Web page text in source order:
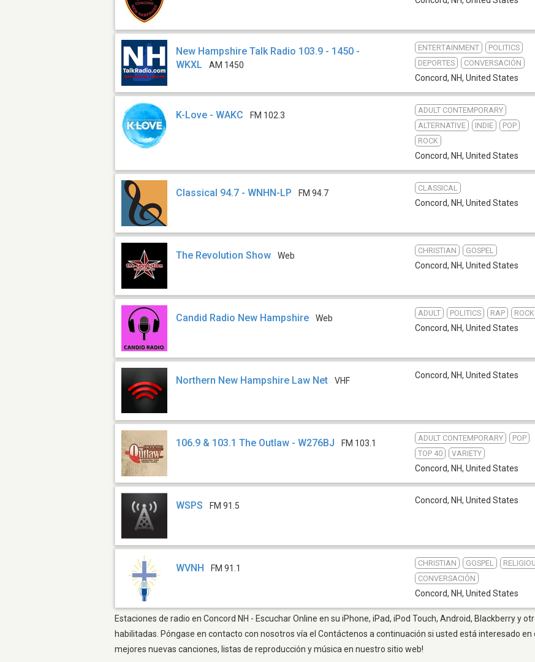
New Hampshire Talk Radio 103.9 - 1450 -
WKXL
AM 1450
ENTERTAINMENT
POLITICS
DEPORTES
CONVERSACIÓN
Concord, NH, United States
K-Love - WAKC FM 102.3
ADULT CONTEMPORARY
ALTERNATIVE
INDIE
POP
ROCK
Concord, NH, United States
Classical 94.7 - WNHN-LP FM 94.7
CLASSICAL
Concord, NH, United States
The Revolution Show Web
CHRISTIAN GOSPEL
Concord, NH, United States
Candid Radio New Hampshire Web
ADULT POLITICS RAP ROCK
Concord, NH, United States
Northern New Hampshire Law Net VHF
Concord, NH, United States
106.9 & 103.1 The Outlaw - W276BJ FM 103.1
ADULT CONTEMPORARY
POP
TOP 40
VARIETY
Concord, NH, United States
WSPS FM 91.5
Concord, NH, United States
WVNH FM 91.1
CHRISTIAN GOSPEL
CONVERSACIÓN
Concord, NH, United States
Estaciones de radio en Concord NH - Escuchar Online en su iPhone, iPad, iPod Touch, Android, Blackberry y
habilitadas. Póngase en contacto con nosotros vía el Contáctenos a continuación si usted está interesado
mejores nuevas canciones, listas de reproducción y música en nuestro sitio web!